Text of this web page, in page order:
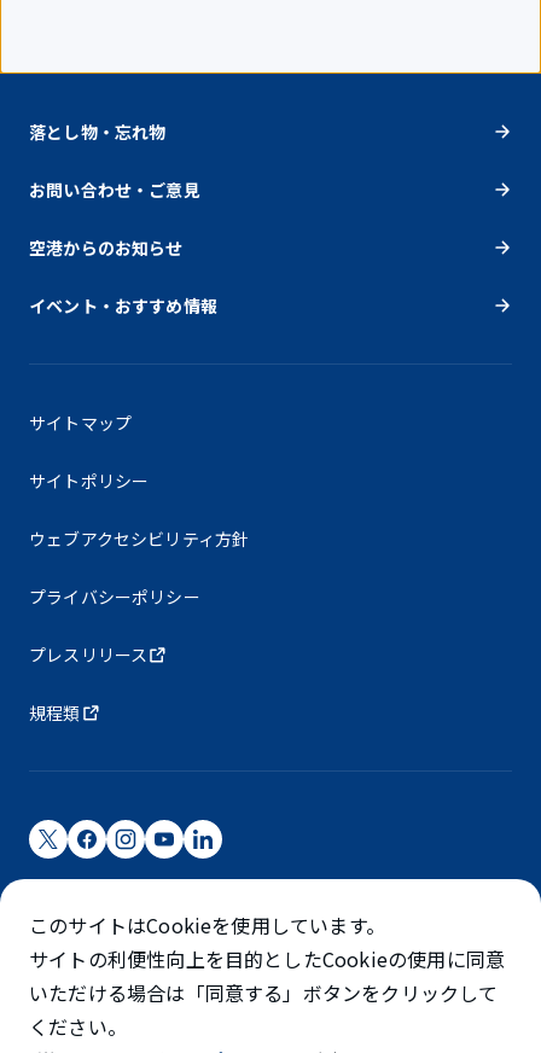
落とし物・忘れ物
お問い合わせ・ご意見
空港からのお知らせ
イベント・おすすめ情報
サイトマップ
サイトポリシー
ウェブアクセシビリティ方針
プライバシーポリシー
プレスリリース
規程類
成田国際空港株式会社
成田国際空港は成田国際空港㈱（NAA）が運営しています
©NARITA INTERNATIONAL AIRPORT CORPORATION
SKYTRAX
このサイトはCookieを使用しています。
サイトの利便性向上を目的としたCookieの使用に同意
いただける場合は「同意する」ボタンをクリックして
ください。